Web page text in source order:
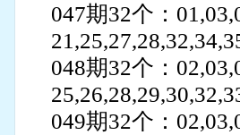
047期32个：
048期32个：
049期32个：